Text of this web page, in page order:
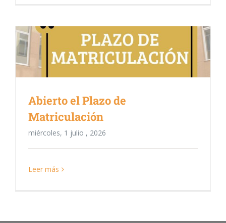
Abierto el Plazo de
Matriculación
miércoles, 1 julio , 2026
Leer más